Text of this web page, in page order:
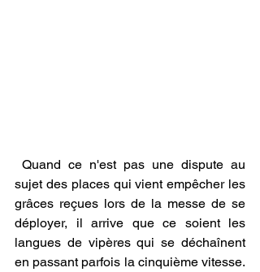
sujet des places qui vient empêcher les
grâces reçues lors de la messe de se
déployer, il arrive que ce soient les
langues de vipères qui se déchaînent
en passant parfois la cinquième vitesse.